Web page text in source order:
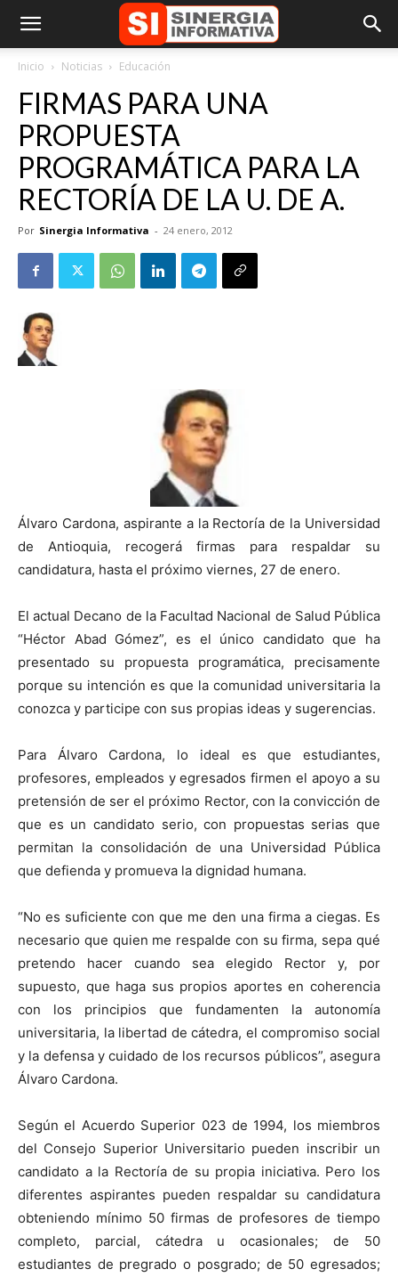
Inicio Noticias Educación
FIRMAS PARA UNA
PROPUESTA
PROGRAMÁTICA PARA LA
RECTORÍA DE LA U. DE A.
Por Sinergia Informativa - 24 enero, 2012
Álvaro Cardona, aspirante a la Rectoría de la Universidad
de Antioquia, recogerá firmas para respaldar su
candidatura, hasta el próximo viernes, 27 de enero.
El actual Decano de la Facultad Nacional de Salud Pública
“Héctor Abad Gómez”, es el único candidato que ha
presentado su propuesta programática, precisamente
porque su intención es que la comunidad universitaria la
conozca y participe con sus propias ideas y sugerencias.
Para Álvaro Cardona, lo ideal es que estudiantes,
profesores, empleados y egresados firmen el apoyo a su
pretensión de ser el próximo Rector, con la convicción de
que es un candidato serio, con propuestas serias que
permitan la consolidación de una Universidad Pública
que defienda y promueva la dignidad humana.
“No es suficiente con que me den una firma a ciegas. Es
necesario que quien me respalde con su firma, sepa qué
pretendo hacer cuando sea elegido Rector y, por
supuesto, que haga sus propios aportes en coherencia
con los principios que fundamenten la autonomía
universitaria, la libertad de cátedra, el compromiso social
y la defensa y cuidado de los recursos públicos”, asegura
Álvaro Cardona.
Según el Acuerdo Superior 023 de 1994, los miembros
del Consejo Superior Universitario pueden inscribir un
candidato a la Rectoría de su propia iniciativa. Pero los
diferentes aspirantes pueden respaldar su candidatura
obteniendo mínimo 50 firmas de profesores de tiempo
completo, parcial, cátedra u ocasionales; de 50
estudiantes de pregrado o posgrado; de 50 egresados;